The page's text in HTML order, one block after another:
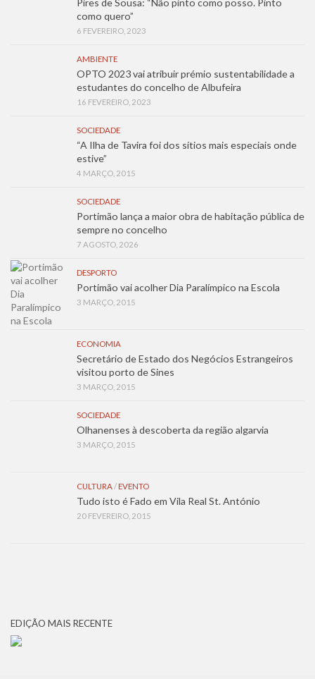
como quero”
6 FEVEREIRO, 2023
AMBIENTE
OPTO 2023 vai atribuir prémio sustentabilidade a
estudantes do concelho de Albufeira
16 FEVEREIRO, 2023
SOCIEDADE
“A Ilha de Tavira foi dos sítios mais especiais onde
estive”
4 MARÇO, 2015
SOCIEDADE
Portimão lança a maior obra de habitação pública de
sempre no concelho
7 AGOSTO, 2026
DESPORTO
Portimão vai acolher Dia Paralímpico na Escola
3 MARÇO, 2015
ECONOMIA
Secretário de Estado dos Negócios Estrangeiros
visitou porto de Sines
3 MARÇO, 2015
SOCIEDADE
Olhanenses à descoberta da região algarvia
3 MARÇO, 2015
CULTURA/ EVENTO
Tudo isto é Fado em Vila Real St. António
20 FEVEREIRO, 2015
EDIÇÃO MAIS RECENTE